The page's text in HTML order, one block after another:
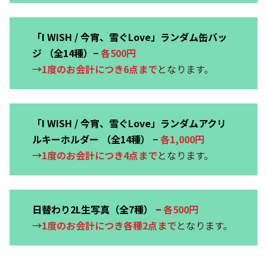
「I WISH / 今宵、雪ぐLove」 ランダム缶バッ
ジ
（全14種） −各500円
→1度のお会計につき6点までとなります。
「I WISH / 今宵、雪ぐLove」 ランダムアクリ
ルキーホルダー
（全14種） −各1,000円
→1度のお会計につき4点までとなります。
日替わり2L生写真（全7種） −各500円
→1度のお会計につき各種2点までとなります。